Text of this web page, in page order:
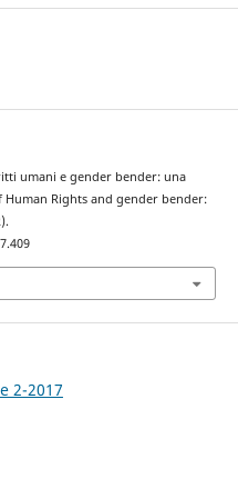
umani e gender bender: una
Rights and gender bender:
2-2017